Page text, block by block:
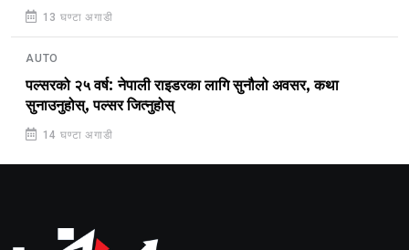
13 घण्टा अगाडी
AUTO
पल्सरको २५ वर्ष: नेपाली राइडरका लागि सुनौलो अवसर, कथा
सुनाउनुहोस्, पल्सर जित्नुहोस्
14 घण्टा अगाडी